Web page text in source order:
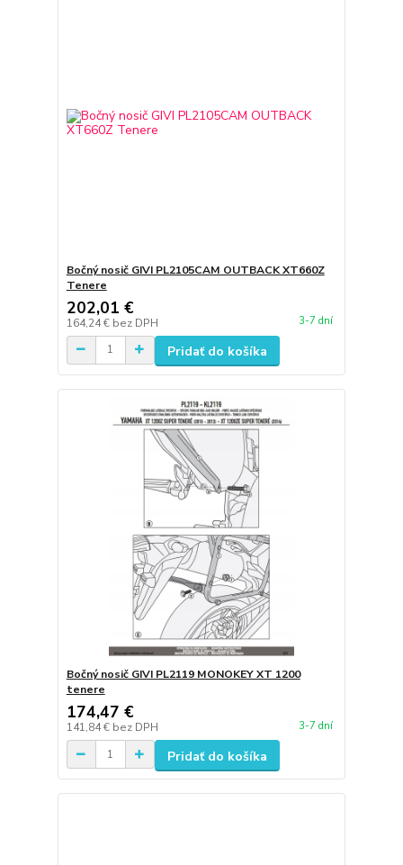
Bočný nosič GIVI PL2105CAM OUTBACK XT660Z
Tenere
202,01 €
164,24 € bez DPH 3-7 dní
Pridať do košíka
Bočný nosič GIVI PL2119 MONOKEY XT 1200
tenere
174,47 €
141,84 € bez DPH 3-7 dní
Pridať do košíka